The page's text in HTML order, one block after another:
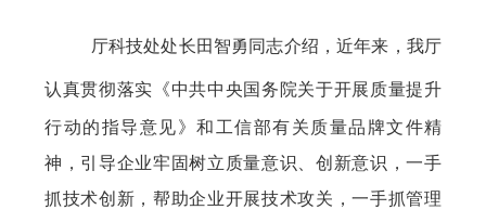
厅科技处处长田智勇同志介绍，近年来，我厅
认真贯彻落实《中共中央国务院关于开展质量提升
行动的指导意见》 和工信部有关质量品牌文件精
神， 引导企业牢固树立质量意识、创新意识，一手
抓技术创新， 帮助企业开展技术攻关，一手抓管理